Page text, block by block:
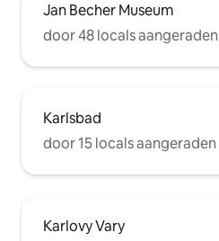
Jan Becher Museum
door 48 locals aangeraden
Karlsbad
door 15 locals aangeraden
Karlovy Vary